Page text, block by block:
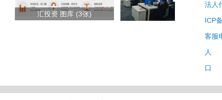
汇投资 图库 (3张)
法人
ICP
客服
人
口